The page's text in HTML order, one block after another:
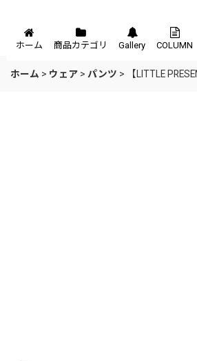
メニュー
ホーム 商品カテゴリ Gallery COLUMN
ホーム > ウェア > パンツ > 【LITTLE